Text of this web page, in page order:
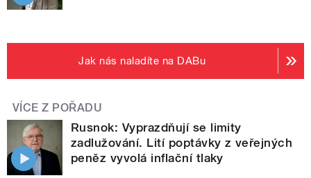
Jak nás naladíte na DABu
VÍCE Z POŘADU
Rusnok: Vyprazdňují se limity
zadlužování. Lití poptávky z veřejných
peněz vyvolá inflační tlaky